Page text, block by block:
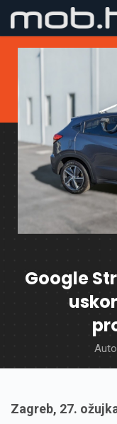
Google
Zagreb, 27.